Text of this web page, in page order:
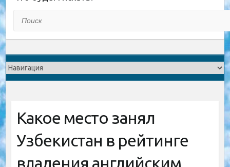
Какое место занял
Узбекистан в рейтинге
владения английским